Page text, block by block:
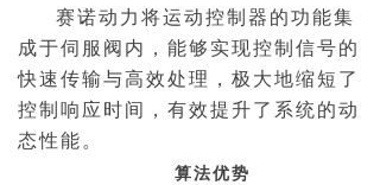
赛诺动力将运动控制器的功能集
成于伺服阀内，能够实现控制信号的
快速传输与高效处理，极大地缩短了
控制响应时间，有效提升了系统的动
态性能。
算法优势